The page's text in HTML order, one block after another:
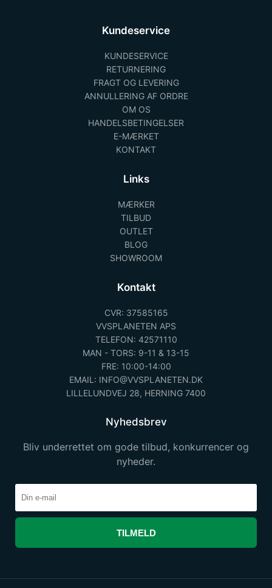
Kundeservice
KUNDESERVICE
RETURNERING
FRAGT OG LEVERING
ANNULLERING AF ORDRE
OM OS
HANDELSBETINGELSER
E-MÆRKET
KONTAKT
Links
MÆRKER
TILBUD
OUTLET
BLOG
SHOWROOM
Kontakt
CVR: 37585165
VVSPLANETEN APS
TELEFON: 42571110
MAN - TORS: 9-11 & 13-15
FRE: 10:00-14:00
EMAIL: INFO@VVSPLANETEN.DK
LILLELUNDVEJ 28, HERNING 7400
Nyhedsbrev
Bliv underrettet om gode tilbud, konkurrencer og
nyheder.
TILMELD